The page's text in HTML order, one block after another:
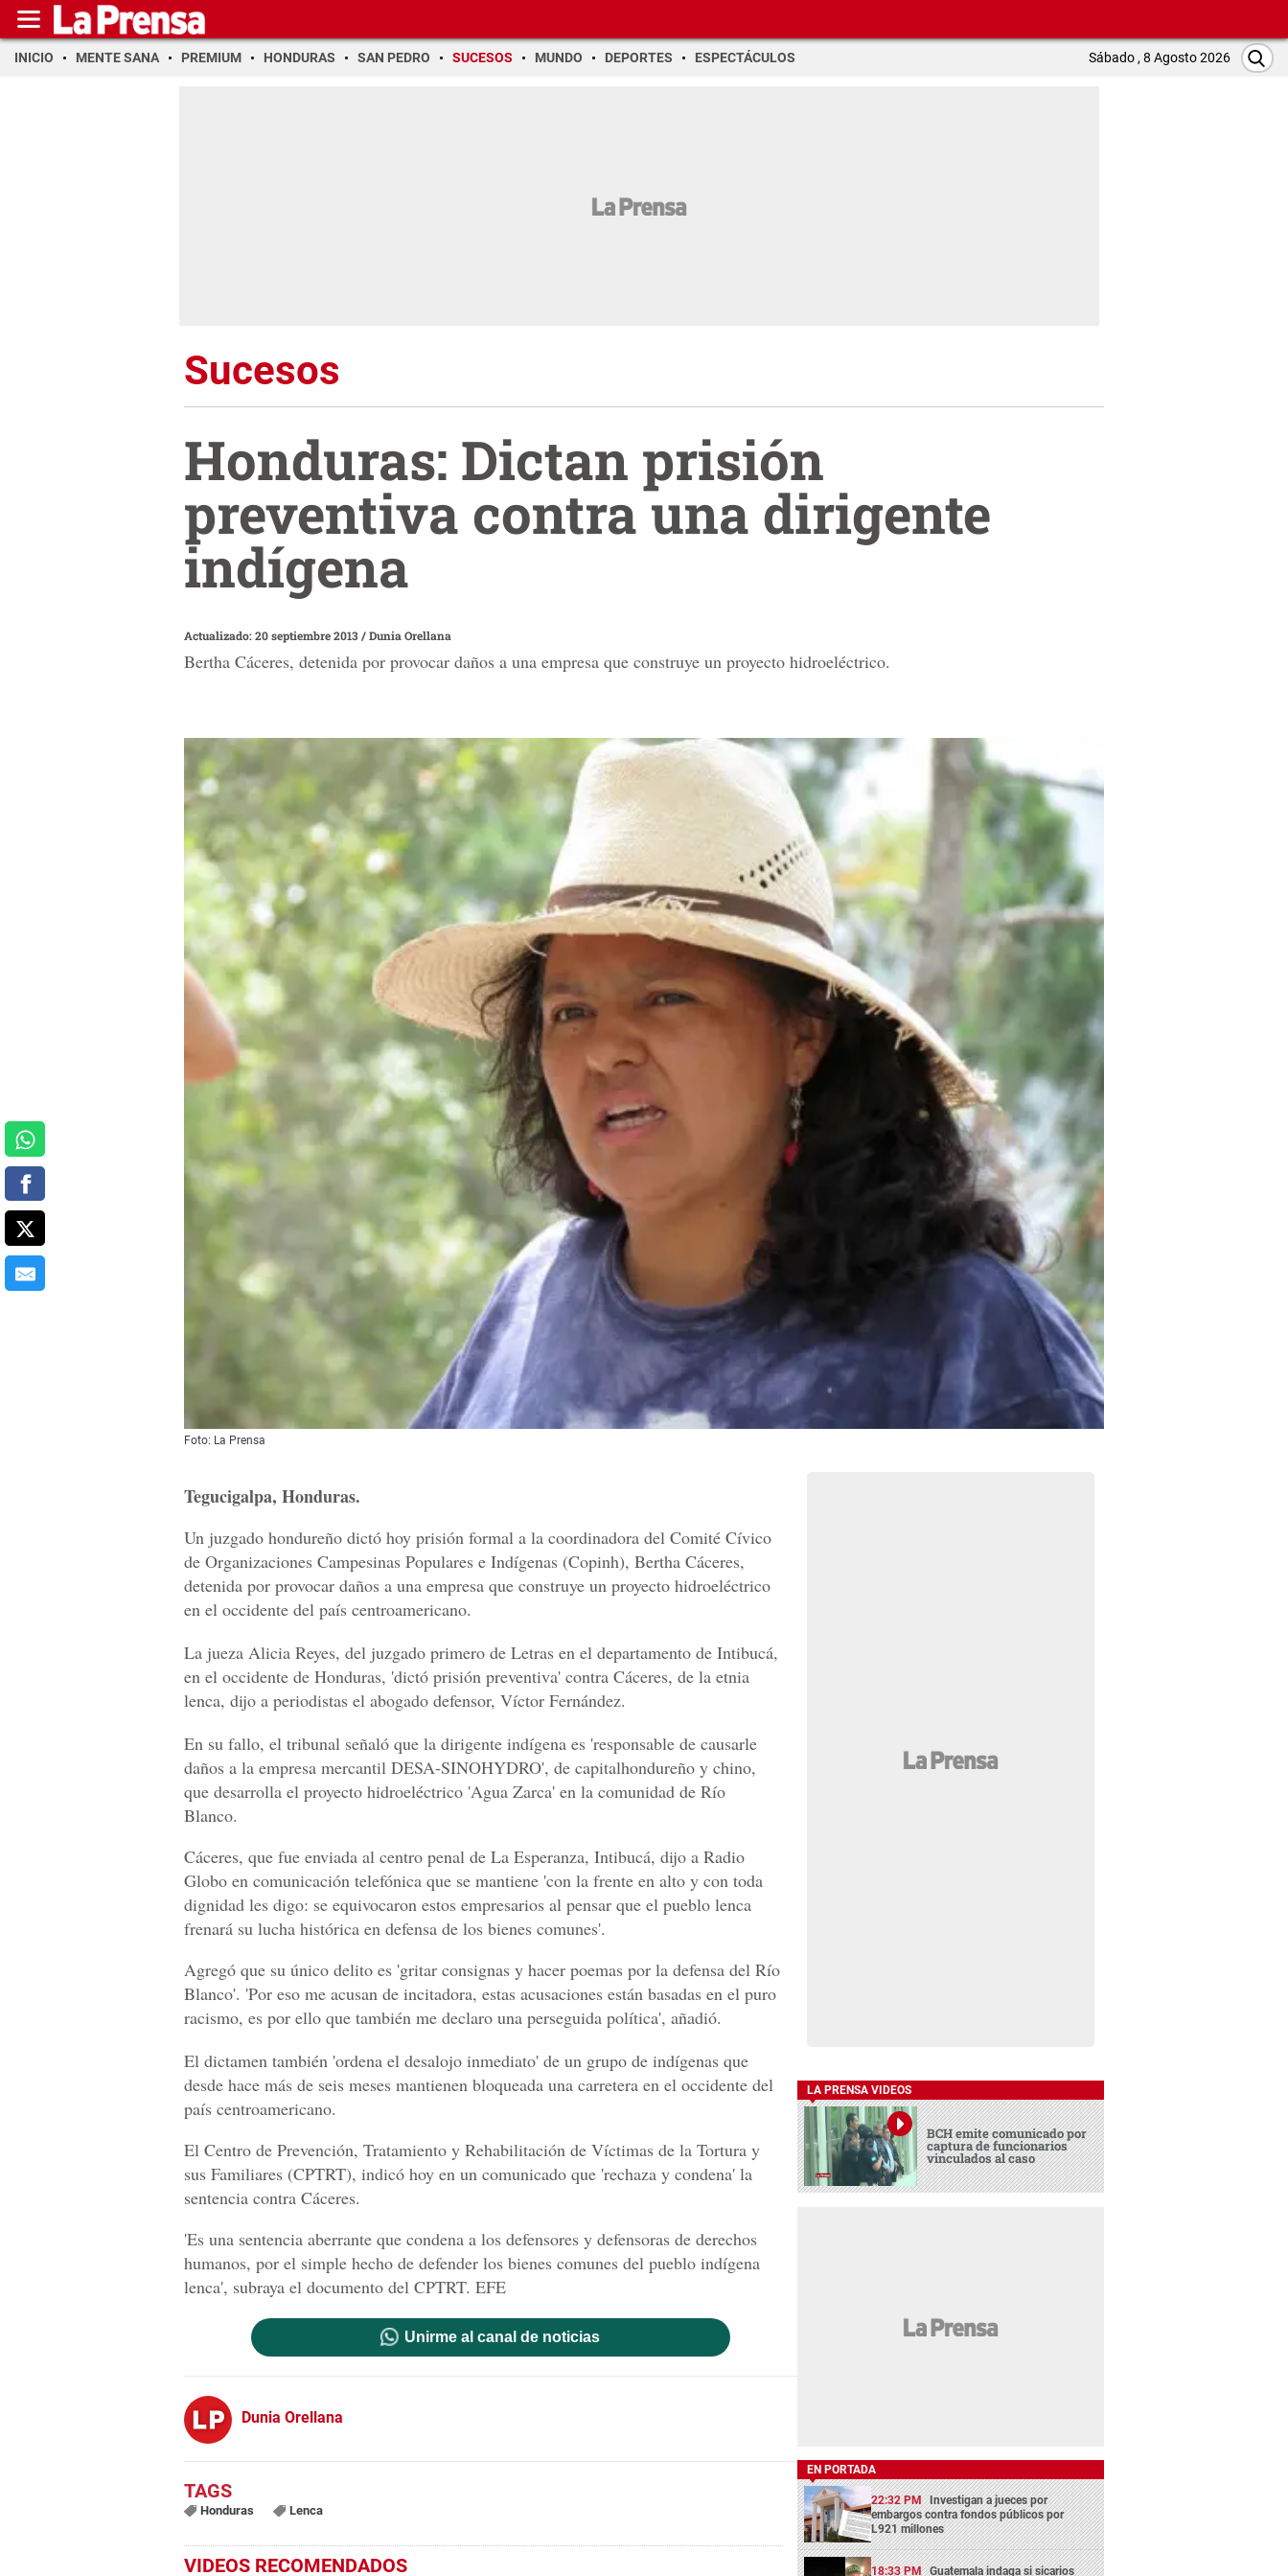
INICIO MENTE SANA PREMIUM HONDURAS SAN PEDRO SUCESOS MUNDO DEPORTES ESPECTÁCULOS Sábado , 8 Agosto 2026
Sucesos
Honduras: Dictan prisión
preventiva contra una dirigente
indígena
Actualizado: 20 septiembre 2013/Dunia Orellana
Bertha Cáceres, detenida por provocar daños a una empresa que construye un proyecto hidroeléctrico.
Foto: La Prensa
Tegucigalpa, Honduras.
Un juzgado hondureño dictó hoy prisión formal a la coordinadora del Comité Cívico
de Organizaciones Campesinas Populares e Indígenas (Copinh), Bertha Cáceres,
detenida por provocar daños a una empresa que construye un proyecto hidroeléctrico
en el occidente del país centroamericano.
La jueza Alicia Reyes, del juzgado primero de Letras en el departamento de Intibucá,
en el occidente de Honduras, 'dictó prisión preventiva' contra Cáceres, de la etnia
lenca, dijo a periodistas el abogado defensor, Víctor Fernández.
En su fallo, el tribunal señaló que la dirigente indígena es 'responsable de causarle
daños a la empresa mercantil DESA-SINOHYDRO', de capitalhondureño y chino,
que desarrolla el proyecto hidroeléctrico 'Agua Zarca' en la comunidad de Río
Blanco.
Cáceres, que fue enviada al centro penal de La Esperanza, Intibucá, dijo a Radio
Globo en comunicación telefónica que se mantiene 'con la frente en alto y con toda
dignidad les digo: se equivocaron estos empresarios al pensar que el pueblo lenca
frenará su lucha histórica en defensa de los bienes comunes'.
Agregó que su único delito es 'gritar consignas y hacer poemas por la defensa del Río
Blanco'. 'Por eso me acusan de incitadora, estas acusaciones están basadas en el puro
racismo, es por ello que también me declaro una perseguida política', añadió.
El dictamen también 'ordena el desalojo inmediato' de un grupo de indígenas que
desde hace más de seis meses mantienen bloqueada una carretera en el occidente del
país centroamericano.
El Centro de Prevención, Tratamiento y Rehabilitación de Víctimas de la Tortura y
sus Familiares (CPTRT), indicó hoy en un comunicado que 'rechaza y condena' la
sentencia contra Cáceres.
'Es una sentencia aberrante que condena a los defensores y defensoras de derechos
humanos, por el simple hecho de defender los bienes comunes del pueblo indígena
lenca', subraya el documento del CPTRT. EFE
Unirme al canal de noticias
Dunia Orellana
Honduras Lenca
VIDEOS RECOMENDADOS
LA PRENSA VIDEOS
BCH emite comunicado por
captura de funcionarios
vinculados al caso
EN PORTADA
22:32 PM Investigan a jueces por
embargos contra fondos públicos por
L921 millones
18:33 PM Guatemala indaga si sicarios